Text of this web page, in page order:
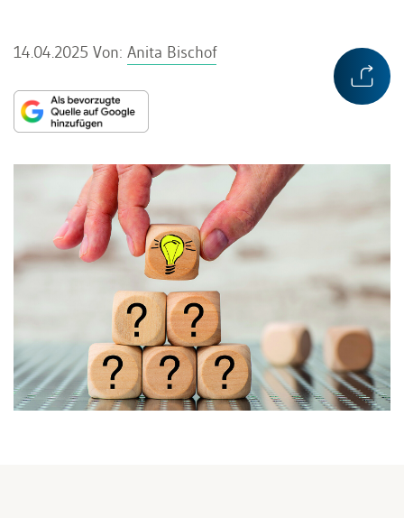
14.04.2025 Von: Anita Bischof